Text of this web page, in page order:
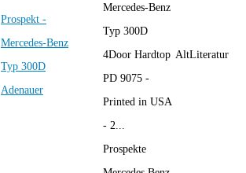
Prospekt -
Mercedes-Benz
Typ 300D
Adenauer
Mercedes-Benz
Typ 300D
4Door Hardtop
PD 9075 -
Printed in USA
- 2...
AltLiteratur
Prospekte